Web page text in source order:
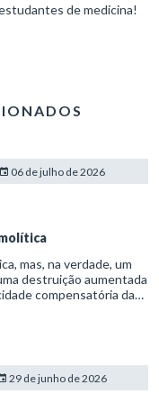
de medicina!
06 de julho de 2026
mas, na verdade, um
destruição aumentada
compensatória da
29 de junho de 2026